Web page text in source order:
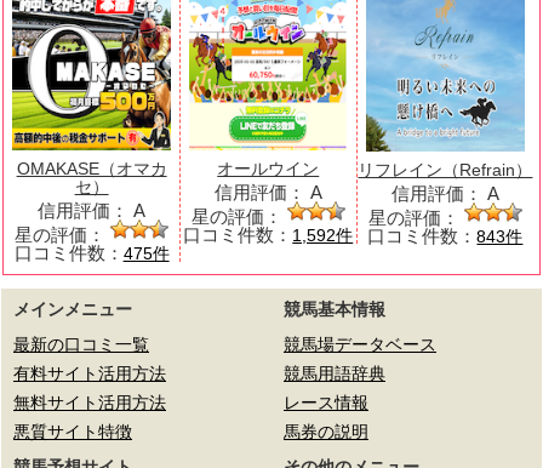
OMAKASE（オマカ
セ）
信用評価： A
星の評価：
口コミ件数： 475件
オールウイン
信用評価： A
星の評価：
口コミ件数： 1,592件
リフレイン（Refrain）
信用評価： A
星の評価：
口コミ件数：843件
メインメニュー
最新の口コミ一覧
有料サイト活用方法
無料サイト活用方法
悪質サイト特徴
競馬基本情報
競馬場データベース
競馬用語辞典
レース情報
馬券の説明